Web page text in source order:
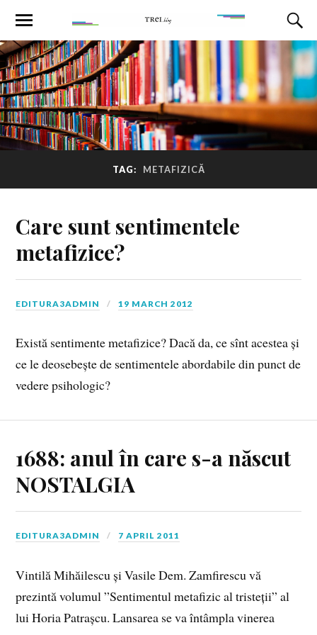
TAG: METAFIZICĂ
Care sunt sentimentele
metafizice?
EDITURA3ADMIN 19 MARCH 2012
Există sentimente metafizice? Dacă da, ce sînt acestea și
ce le deosebește de sentimentele abordabile din punct de
vedere psihologic?
1688: anul în care s-a născut
NOSTALGIA
EDITURA3ADMIN 7 APRIL 2011
Vintilă Mihăilescu și Vasile Dem. Zamfirescu vă
prezintă volumul ”Sentimentul metafizic al tristeții” al
lui Horia Patrașcu. Lansarea se va întâmpla vinerea